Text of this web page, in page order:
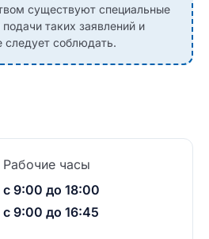
существуют специальные
таких заявлений и
следует соблюдать.
Рабочие часы
с 9:00 до 18:00
с 9:00 до 16:45